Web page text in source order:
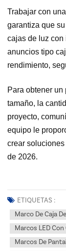
Trabajar con
garantiza que su
cajas de luz
anuncios tipo
rendimiento,
Para obtener un
tamaño, la
proyecto,
equipo le
crear
de 2026.
ETIQUETAS :
Marco De Caja
Marcos LED
Marcos De